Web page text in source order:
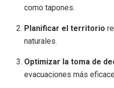
como tapones.
Planificar el territorio
naturales.
Optimizar la toma de
evacuaciones más